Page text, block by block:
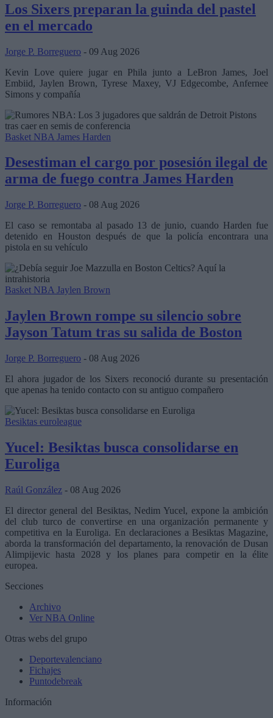
Los Sixers preparan la guinda del pastel
en el mercado
Jorge P. Borreguero - 09 Aug 2026
Kevin Love quiere jugar en Phila junto a LeBron James, Joel
Embiid, Jaylen Brown, Tyrese Maxey, VJ Edgecombe, Anfernee
Simons y compañía
Basket NBA James Harden
Desestiman el cargo por posesión ilegal de
arma de fuego contra James Harden
Jorge P. Borreguero - 08 Aug 2026
El caso se remontaba al pasado 13 de junio, cuando Harden fue
detenido en Houston después de que la policía encontrara una
pistola en su vehículo
Basket NBA Jaylen Brown
Jaylen Brown rompe su silencio sobre
Jayson Tatum tras su salida de Boston
Jorge P. Borreguero - 08 Aug 2026
El ahora jugador de los Sixers reconoció durante su presentación
que apenas ha tenido contacto con su antiguo compañero
Besiktas euroleague
Yucel: Besiktas busca consolidarse en
Euroliga
Raúl González - 08 Aug 2026
El director general del Besiktas, Nedim Yucel, expone la ambición
del club turco de convertirse en una organización permanente y
competitiva en la Euroliga. En declaraciones a Besiktas Magazine,
aborda la transformación del departamento, la renovación de Dusan
Alimpijevic hasta 2028 y los planes para competir en la élite
europea.
Secciones
Archivo
Ver NBA Online
Otras webs del grupo
Deportevalenciano
Fichajes
Puntodebreak
Información